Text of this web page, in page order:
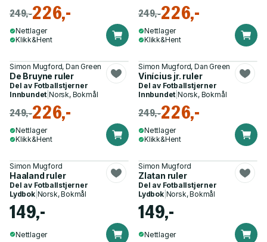
249,-226,-
Nettlager
Klikk&Hent
249,-226,-
Nettlager
Klikk&Hent
Simon Mugford, Dan Green
De Bruyne ruler
Del av Fotballstjerner
Innbundet |Norsk, Bokmål
249,-226,-
Nettlager
Klikk&Hent
Simon Mugford, Dan Green
Vinícius jr. ruler
Del av Fotballstjerner
Innbundet |Norsk, Bokmål
249,-226,-
Nettlager
Klikk&Hent
Simon Mugford
Haaland ruler
Del av Fotballstjerner
Lydbok| Norsk, Bokmål
149,-
Nettlager
Simon Mugford
Zlatan ruler
Del av Fotballstjerner
Lydbok| Norsk, Bokmål
149,-
Nettlager